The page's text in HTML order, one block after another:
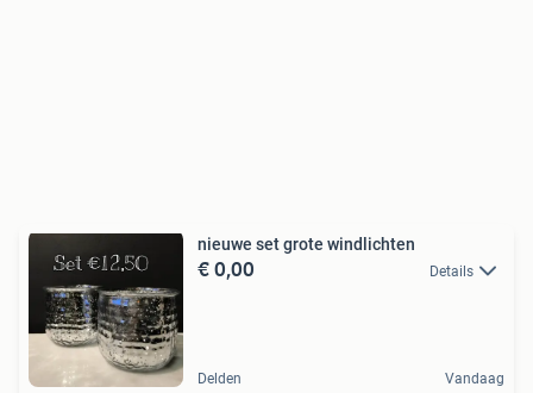
nieuwe set grote windlichten
€ 0,00 Details
Delden Vandaag